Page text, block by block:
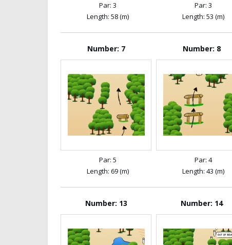
Par: 3
Length: 58 (m)
Par: 3
Length: 53 (m)
Number: 7
Par: 5
Length: 69 (m)
Number: 8
Par: 4
Length: 43 (m)
Number: 13 Number: 14